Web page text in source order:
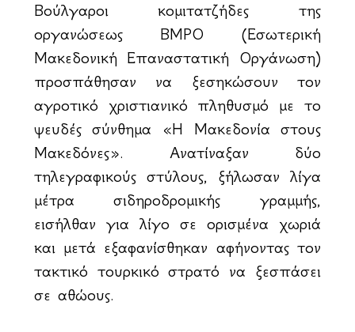
Βούλγαροι κομιτατζήδες της
οργανώσεως ΒΜΡΟ (Εσωτερική
Μακεδονική Επαναστατική Οργάνωση)
προσπάθησαν να ξεσηκώσουν τον
αγροτικό χριστιανικό πληθυσμό με το
ψευδές σύνθημα «Η Μακεδονία στους
Μακεδόνες». Ανατίναξαν δύο
τηλεγραφικούς στύλους, ξήλωσαν λίγα
μέτρα σιδηροδρομικής γραμμής,
εισήλθαν για λίγο σε ορισμένα χωριά
και μετά εξαφανίσθηκαν αφήνοντας τον
τακτικό τουρκικό στρατό να ξεσπάσει
σε αθώους.